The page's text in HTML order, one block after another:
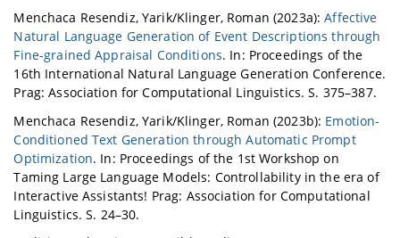
Menchaca Resendiz, Yarik/Klinger, Roman (2023a):Affective
Natural Language Generation of Event Descriptions through
Fine-grained Appraisal Conditions. In: Proceedings of the
16th International Natural Language Generation Conference.
Prag: Association for Computational Linguistics. S. 375–387.
Menchaca Resendiz, Yarik/Klinger, Roman (2023b): Emotion-
Conditioned Text Generation through Automatic Prompt
Optimization. In: Proceedings of the 1st Workshop on
Taming Large Language Models: Controllability in the era of
Interactive Assistants! Prag: Association for Computational
Linguistics. S. 24–30.